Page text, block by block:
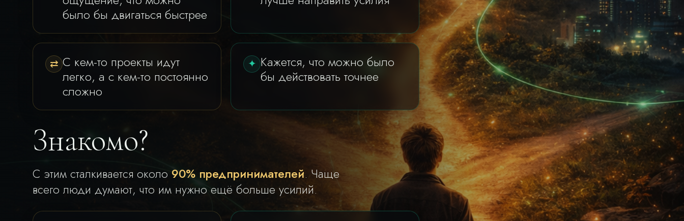
было бы двигаться быстрее
⇄ С кем-то проекты идут
легко, а с кем-то постоянно
сложно
✦ Кажется, что можно было
бы действовать точнее
Знакомо?
С этим сталкивается около 90% предпринимателей. Чаще
всего люди думают, что им нужно ещё больше усилий.